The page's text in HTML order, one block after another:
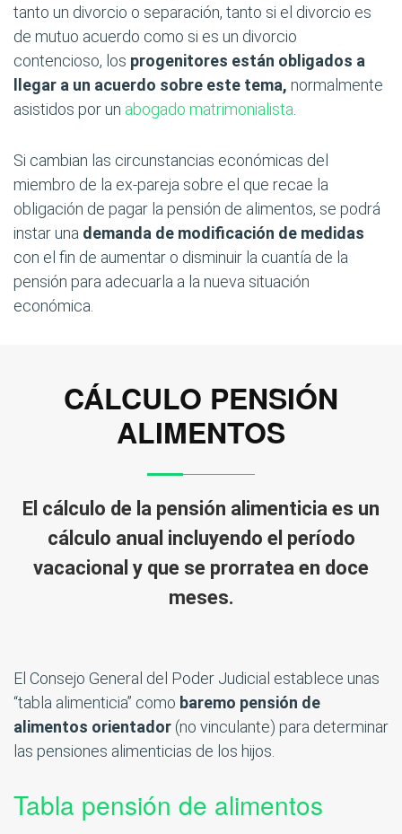
tanto un divorcio o separación, tanto si el divorcio es
de mutuo acuerdo como si es un divorcio
contencioso, los progenitores están obligados a
llegar a un acuerdo sobre este tema, normalmente
asistidos por un abogado matrimonialista
Si cambian las circunstancias económicas del
miembro de la ex-pareja sobre el que recae la
obligación de pagar la pensión de alimentos, se podrá
instar una demanda de modificación de medidas
con el fin de aumentar o disminuir la cuantía de la
pensión para adecuarla a la nueva situación
económica.
CÁLCULO PENSIÓN
ALIMENTOS
El cálculo de la pensión alimenticia es un
cálculo anual incluyendo el período
vacacional y que se prorratea en doce
meses.
El Consejo General del Poder Judicial establece unas
“tabla alimenticia” como baremo pensión de
alimentos orientador (no vinculante) para determinar
las pensiones alimenticias de los hijos.
Tabla pensión de alimentos